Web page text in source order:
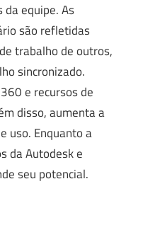
equipe. As
são refletidas
trabalho de outros,
sincronizado.
e recursos de
disso, aumenta a
uso. Enquanto a
da Autodesk e
seu potencial.